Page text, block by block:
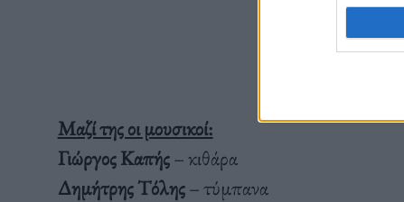
Μαζί της οι μουσικοί:
Γιώργος Καπής– κιθάρα
Δημήτρης Τόλης– τύμπανα